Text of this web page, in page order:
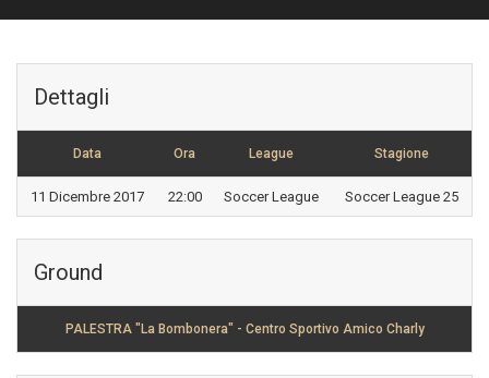
Dettagli
Data Ora League Stagione
11 Dicembre 2017 22:00 Soccer League Soccer League 25
Ground
PALESTRA "La Bombonera" - Centro Sportivo Amico Charly